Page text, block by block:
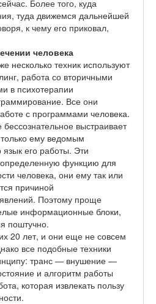
Более того, куда
туда движемся дальнейшей
к чему его приковал,
человека
несколько техник используют
работа со вторичными
в психотерапии
Все они
с программами человека.
выстраивает
ему ведомым
его работы. Эти
функцию для
человека, они ему так или
причиной
Поэтому проще
информационные блоки,
поштучно.
20 лет, и они еще не совсем
все подобные техники
транс — внушение —
и алгоритм работы
которая извлекать пользу